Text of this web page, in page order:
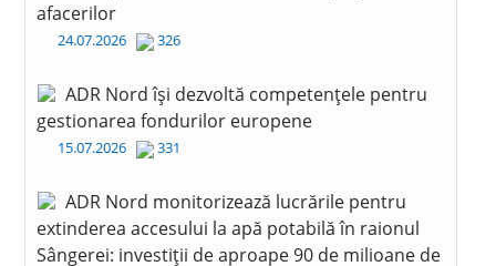
afacerilor
24.07.2026 326
ADR Nord își dezvoltă competențele pentru
gestionarea fondurilor europene
15.07.2026 331
ADR Nord monitorizează lucrările pentru
extinderea accesului la apă potabilă în raionul
Sângerei: investiții de aproape 90 de milioane de